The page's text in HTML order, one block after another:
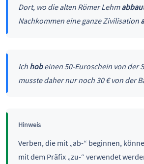
Dort, wo die alten Römer Lehm
Nachkommen eine ganze Zivilisation
Ich hobeinen 50-Euroschein von der
musste daher nur noch 30 € von der
Hinweis
Verben, die mit „ab-“ beginnen,
mit dem Präfix „zu-“ verwendet